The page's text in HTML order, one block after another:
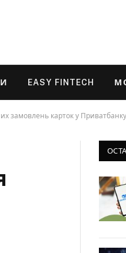
EASY FINTECH
замовлень карток у Приватбанку